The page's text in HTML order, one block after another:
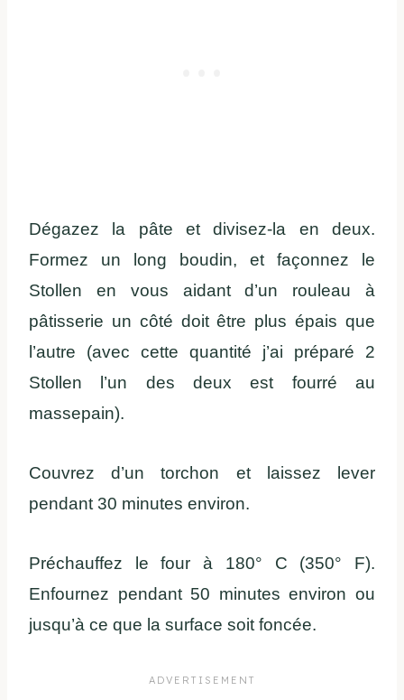
Dégazez la pâte et divisez-la en deux.
Formez un long boudin, et façonnez le
Stollen en vous aidant d’un rouleau à
pâtisserie un côté doit être plus épais que
l’autre (avec cette quantité j’ai préparé 2
Stollen l’un des deux est fourré au
massepain).
Couvrez d’un torchon et laissez lever
pendant 30 minutes environ.
Préchauffez le four à 180° C (350° F).
Enfournez pendant 50 minutes environ ou
jusqu’à ce que la surface soit foncée.